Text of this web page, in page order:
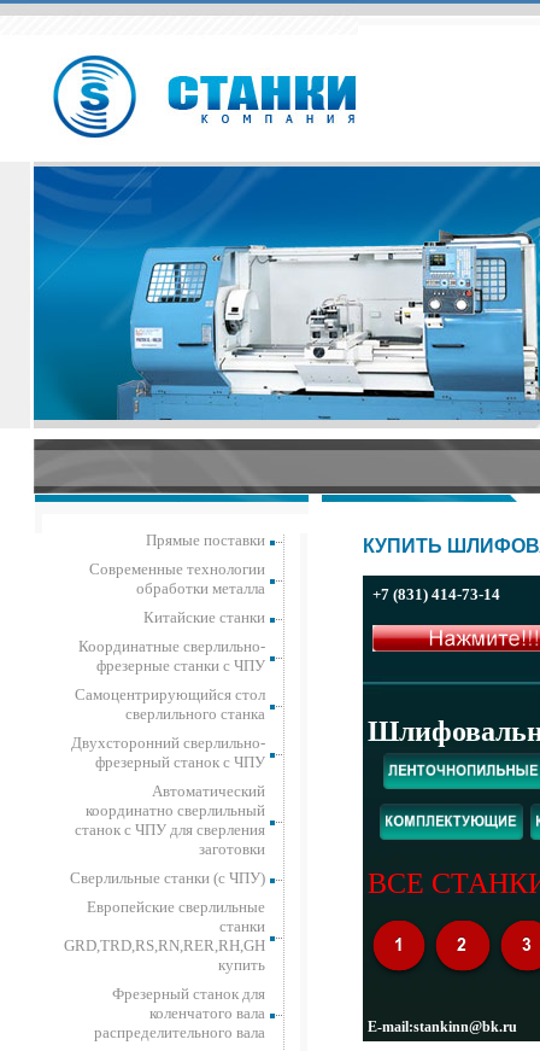
Прямые поставки
Современные технологии
обработки металла
Китайские станки
Координатные сверлильно-
фрезерные станки с ЧПУ
Самоцентрирующийся стол
сверлильного станка
Двухсторонний сверлильно-
фрезерный станок с ЧПУ
Автоматический
координатно сверлильный
станок с ЧПУ для сверления
заготовки
Сверлильные станки (с ЧПУ)
Европейские сверлильные
станки
GRD,TRD,RS,RN,RER,RH,GH
купить
Фрезерный станок для
коленчатого вала
распределительного вала
КУПИТЬ
+7 (831) 414-73-14
ВСЕ
E-mail:stankinn@bk.ru